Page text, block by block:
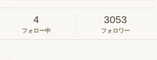
4
フォロー中
3053
フォロワー